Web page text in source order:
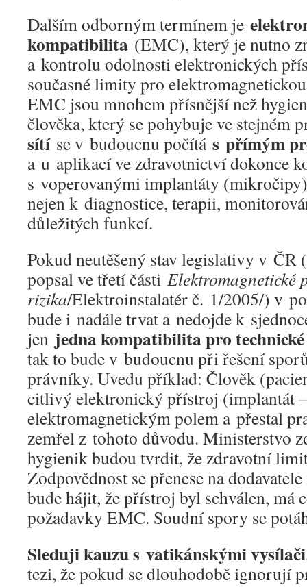
Dalším odborným termínem je
kompatibilita (EMC), který je nutno
a kontrolu odolnosti elektronických
současné limity pro
EMC jsou mnohem přísnější než
člověka, který se pohybuje ve stejném
sítíse v budoucnu počítá s přímým
a u aplikací ve zdravotnictví dokonce
s voperovanými implantáty
nejen k diagnostice, terapii,
důležitých funkcí.
Pokud neutěšený stav legislativy v ČR
popsal ve třetí části Elektromagnetické
rizika/Elektroinstalatér č. 1/2005/) v
bude i nadále trvat a nedojde k
jen jedna kompatibilita pro
tak to bude v budoucnu při řešení
právníky. Uvedu příklad: Člověk
citlivý elektronický přístroj (implantát
elektromagnetickým polem a přestal
zemřel z tohoto důvodu. Ministerstvo
hygienik budou tvrdit, že zdravotní
Zodpovědnost se přenese na
bude hájit, že přístroj byl schválen, má
požadavky EMC. Soudní spory se
Sleduji kauzu s vatikánskými vysílači
tezi, že pokud se dlouhodobě ignorují